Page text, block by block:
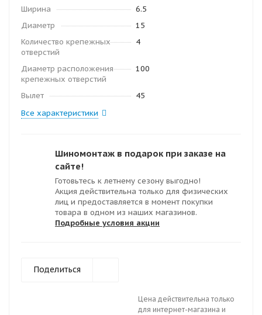
Ширина
6.5
Диаметр
15
Количество крепежных
отверстий
4
Диаметр расположения
крепежных отверстий
100
Вылет
45
Все характеристики
Шиномонтаж в подарок при заказе на
сайте!
Готовьтесь к летнему сезону выгодно!
Акция действительна только для физических
лиц и предоставляется в момент покупки
товара в одном из наших магазинов.
Подробные условия акции
Поделиться
Цена действительна только
для интернет-магазина и